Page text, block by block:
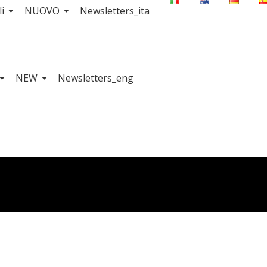
NUOVO Newsletters_ita
NEW Newsletters_eng